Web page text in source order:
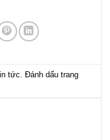
tức . Đánh dấu trang